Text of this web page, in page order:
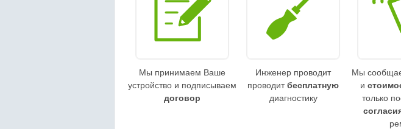
Мы принимаем Ваше
устройство и подписываем
договор
Инженер проводит
проводитбесплатную
диагностику
Мы
и
только